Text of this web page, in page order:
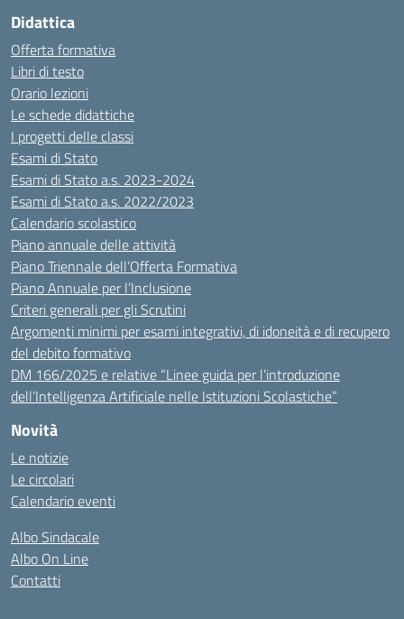
Didattica
Offerta formativa
Libri di testo
Orario lezioni
Le schede didattiche
I progetti delle classi
Esami di Stato
Esami di Stato a.s. 2023-2024
Esami di Stato a.s. 2022/2023
Calendario scolastico
Piano annuale delle attività
Piano Triennale dell’Offerta Formativa
Piano Annuale per l’Inclusione
Criteri generali per gli Scrutini
Argomenti minimi per esami integrativi, di idoneità e di recupero
del debito formativo
DM 166/2025 e relative “Linee guida per l’introduzione
dell’Intelligenza Artificiale nelle Istituzioni Scolastiche”
Novità
Le notizie
Le circolari
Calendario eventi
Albo Sindacale
Albo On Line
Contatti